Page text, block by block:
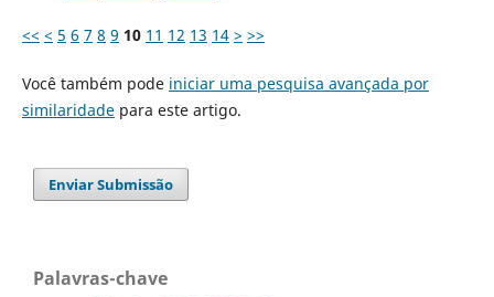
<< < 5 6 7 8 9 10 11 12 13 14 > >>
Você também pode iniciar uma pesquisa avançada por
similaridadepara este artigo.
Enviar Submissão
Palavras-chave